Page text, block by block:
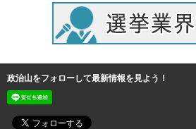
政治山をフォローして最新情報を見よう！